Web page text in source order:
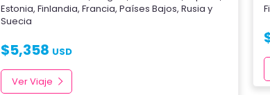
Estonia,Finlandia,Francia,Países Bajos,Rusia y
Suecia
$5,358 USD
Ver Viaje